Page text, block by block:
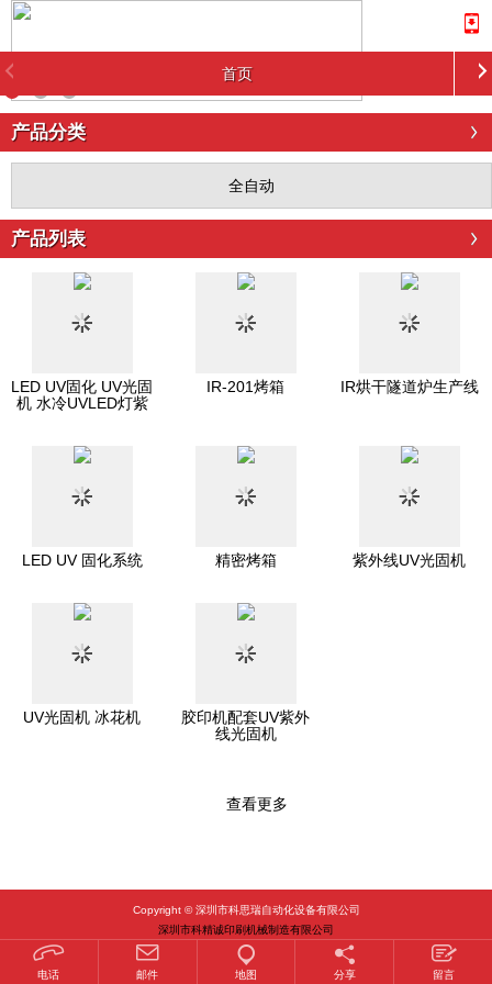
首页
产品分类
全自动
产品列表
LED UV固化 UV光固
机 水冷UVLED灯紫
IR-201烤箱 IR烘干隧道炉生产线
LED UV 固化系统 精密烤箱 紫外线UV光固机
UV光固机 冰花机
胶印机配套UV紫外
线光固机
查看更多
Copyright © 深圳市科思瑞自动化设备有限公司
深圳市科精诚印刷机械制造有限公司
粤ICP备16008610号
电话 邮件 地图 分享 留言